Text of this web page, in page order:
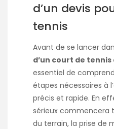
d’un devis
tennis
Avant de se lancer
d’un court de
essentiel de
étapes nécessaires à
précis et rapide. En
sérieux commencera
du terrain, la prise de